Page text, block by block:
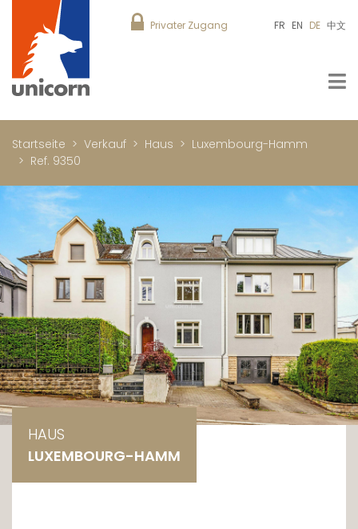
Privater Zugang FR EN DE 中文
Startseite Verkauf Haus
Luxembourg-Hamm
Ref. 9350
HAUS
LUXEMBOURG-HAMM